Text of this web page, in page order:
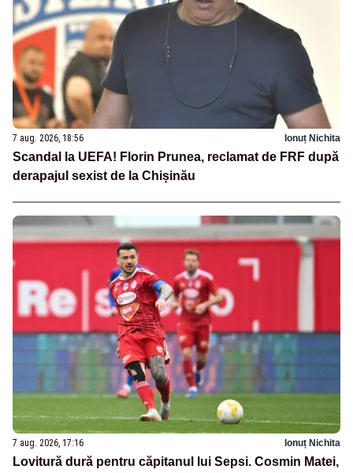
7 aug. 2026, 18:56 Ionuț Nichita
Scandal la UEFA! Florin Prunea, reclamat de FRF după
derapajul sexist de la Chișinău
7 aug. 2026, 17:16 Ionuț Nichita
Lovitură dură pentru căpitanul lui Sepsi. Cosmin Matei,